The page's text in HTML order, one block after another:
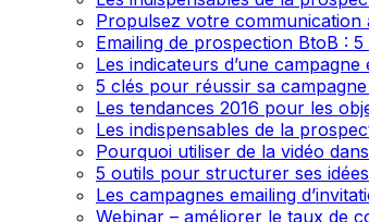
Propulsez votre communication
Emailing de prospection BtoB :
Les indicateurs d’une
5 clés pour réussir sa
Les tendances 2016 pour les
Les indispensables de la
Pourquoi utiliser de la vidéo
5 outils pour structurer ses
Les campagnes emailing
Webinar – améliorer le taux de